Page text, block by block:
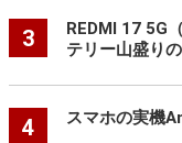
3
REDMI 17 5G
テリー山盛り
4 スマホの実機